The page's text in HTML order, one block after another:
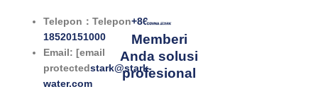
Telepon：Telepon+86-
18520151000
Email: [email
protectedstark@stark-
water.com
Memberi
Anda solusi
profesional